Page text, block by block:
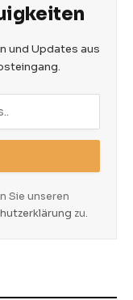
und Updates aus
Sie unseren
zu.